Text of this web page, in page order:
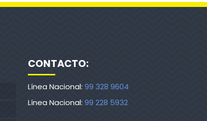
CONTACTO:
Línea Nacional: 99 328 9604
Línea Nacional: 99 228 5932